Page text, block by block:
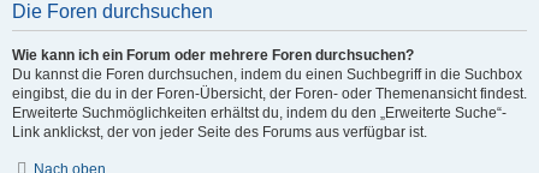
Die Foren durchsuchen
Wie kann ich ein Forum oder mehrere Foren durchsuchen?
Du kannst die Foren durchsuchen, indem du einen Suchbegriff in die Suchbox
eingibst, die du in der Foren-Übersicht, der Foren- oder Themenansicht findest.
Erweiterte Suchmöglichkeiten erhältst du, indem du den „Erweiterte Suche“-
Link anklickst, der von jeder Seite des Forums aus verfügbar ist.
Nach oben